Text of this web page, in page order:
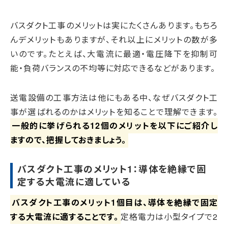
バスダクト工事のメリットは実にたくさんあります。もちろ
んデメリットもありますが、それ以上にメリットの数が多
いのです。たとえば、大電流に最適・電圧降下を抑制可
能・負荷バランスの不均等に対応できるなどがあります。
送電設備の工事方法は他にもある中、なぜバスダクト工
事が選ばれるのかはメリットを知ることで理解できます。
一般的に挙げられる12個のメリットを以下にご紹介し
ますので、把握しておきましょう。
バスダクト工事のメリット1：導体を絶縁で固
定する大電流に適している
バスダクト工事のメリット1個目は、導体を絶縁で固定
する大電流に適することです。 定格電力は小型タイプで2